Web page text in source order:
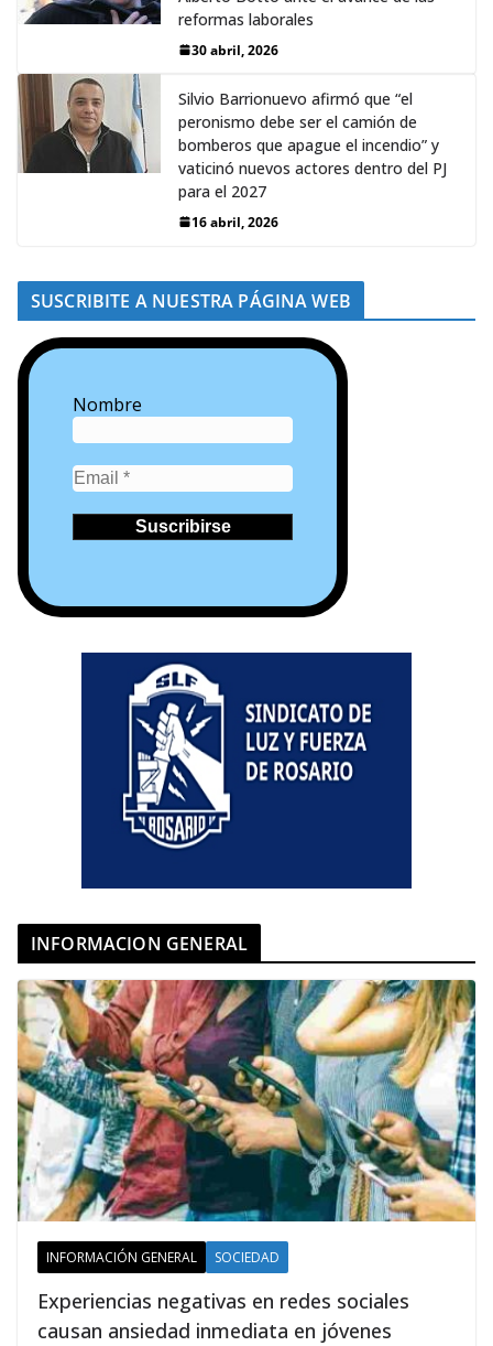
reformas laborales
30 abril, 2026
Silvio Barrionuevo afirmó que “el
peronismo debe ser el camión de
bomberos que apague el incendio” y
vaticinó nuevos actores dentro del PJ
para el 2027
16 abril, 2026
SUSCRIBITE A NUESTRA PÁGINA WEB
Nombre
INFORMACION GENERAL
INFORMACIÓN GENERAL SOCIEDAD
Experiencias negativas en redes sociales
causan ansiedad inmediata en jóvenes